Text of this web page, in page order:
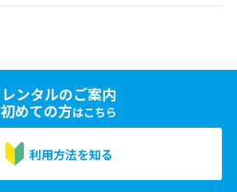
レンタルのご案内
初めての方はこちら
利用方法を知る